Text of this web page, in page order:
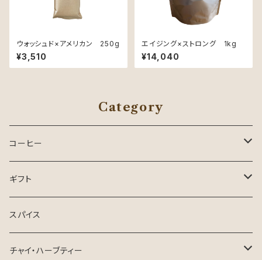
ウォッシュド×アメリカン 250g
¥3,510
エイジング×ストロング 1kg
¥14,040
Category
コーヒー
コーヒー
ドリップパック
生豆
ギフト
お中元・夏ギフト
スパイス
チャイ・ハーブティー